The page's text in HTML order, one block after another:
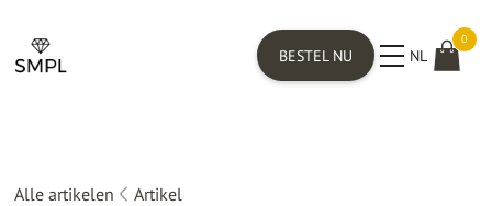
BESTEL NU NL
0
Alle artikelen Artikel